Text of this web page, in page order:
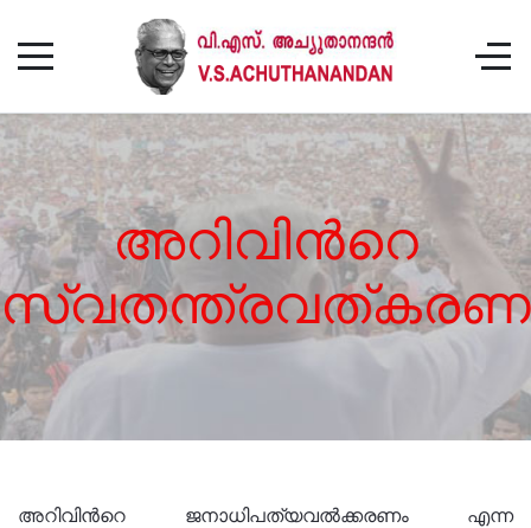
അറിവിൻറെ
അറിവിന്‍റെ ജനാധിപത്യവല്‍ക്കരണം എന്ന